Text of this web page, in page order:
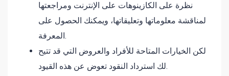
نظرة على الكازينوهات على الإنترنت ومراجعتها
لمناقشة معلوماتها وتعليقاتها، ويمكنك الحصول على
المعرفة.
لكن الخيارات المتاحة للأفراد والعروض التي قد تتيح
لك استرداد النقود تعوض عن هذه القيود.